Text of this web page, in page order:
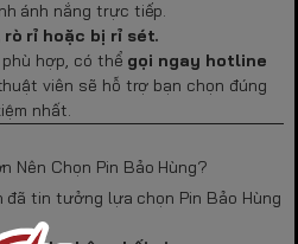
ánh nắng trực tiếp.
rò rỉ hoặc bị rỉ sét.
hợp, có thể gọi ngay hotline
viên sẽ hỗ trợ bạn chọn đúng
nhất.
Nên Chọn Pin Bảo Hùng?
đã tin tưởng lựa chọn Pin Bảo Hùng